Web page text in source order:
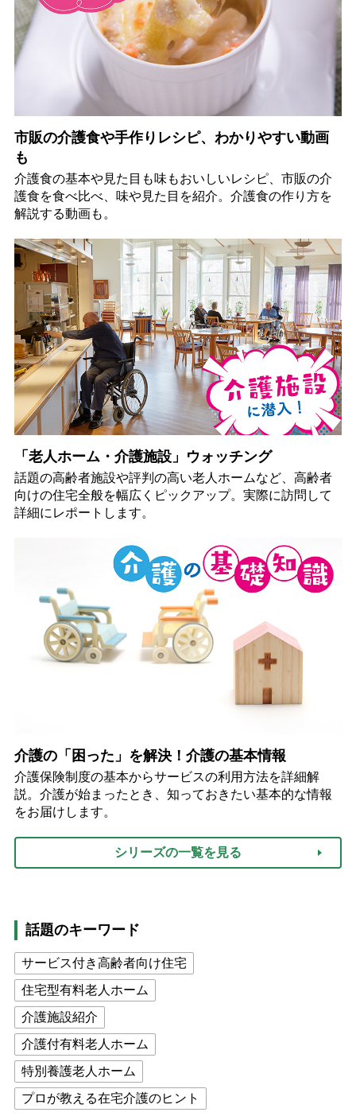
市販の介護食や手作りレシピ、わかりやすい動画
も
介護食の基本や見た目も味もおいしいレシピ、市販の介
護食を食べ比べ、味や見た目を紹介。介護食の作り方を
解説する動画も。
「老人ホーム・介護施設」ウォッチング
話題の高齢者施設や評判の高い老人ホームなど、高齢者
向けの住宅全般を幅広くピックアップ。実際に訪問して
詳細にレポートします。
介護の「困った」を解決！介護の基本情報
介護保険制度の基本からサービスの利用方法を詳細解
説。介護が始まったとき、知っておきたい基本的な情報
をお届けします。
シリーズの一覧を見る
話題のキーワード
サービス付き高齢者向け住宅
住宅型有料老人ホーム
介護施設紹介
介護付有料老人ホーム
特別養護老人ホーム
プロが教える在宅介護のヒント